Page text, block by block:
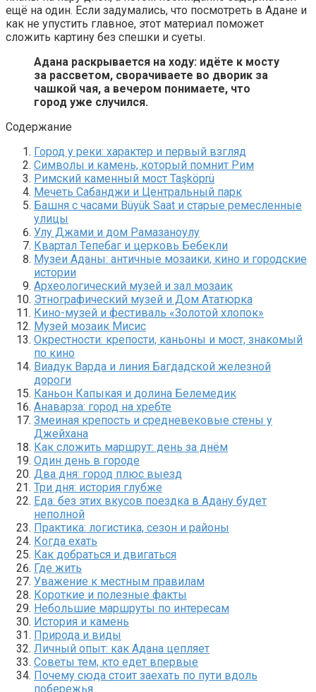
ещё на один. Если задумались, что посмотреть в Адане и
как не упустить главное, этот материал поможет
сложить картину без спешки и суеты.
Адана раскрывается на ходу: идёте к мосту
за рассветом, сворачиваете во дворик за
чашкой чая, а вечером понимаете, что
город уже случился.
Содержание
Город у реки: характер и первый взгляд
Символы и камень, который помнит Рим
Римский каменный мост Taşköprü
Мечеть Сабанджи и Центральный парк
Башня с часами Büyük Saat и старые ремесленные
улицы
Улу Джами и дом Рамазаноулу
Квартал Тепебаг и церковь Бебекли
Музеи Аданы: античные мозаики, кино и городские
истории
Археологический музей и зал мозаик
Этнографический музей и Дом Ататюрка
Кино-музей и фестиваль «Золотой хлопок»
Музей мозаик Мисис
Окрестности: крепости, каньоны и мост, знакомый
по кино
Виадук Варда и линия Багдадской железной
дороги
Каньон Капыкая и долина Белемедик
Анаварза: город на хребте
Змеиная крепость и средневековые стены у
Джейхана
Как сложить маршрут: день за днём
Один день в городе
Два дня: город плюс выезд
Три дня: история глубже
Еда: без этих вкусов поездка в Адану будет
неполной
Практика: логистика, сезон и районы
Когда ехать
Как добраться и двигаться
Где жить
Уважение к местным правилам
Короткие и полезные факты
Небольшие маршруты по интересам
История и камень
Природа и виды
Личный опыт: как Адана цепляет
Советы тем, кто едет впервые
Почему сюда стоит заехать по пути вдоль
побережья